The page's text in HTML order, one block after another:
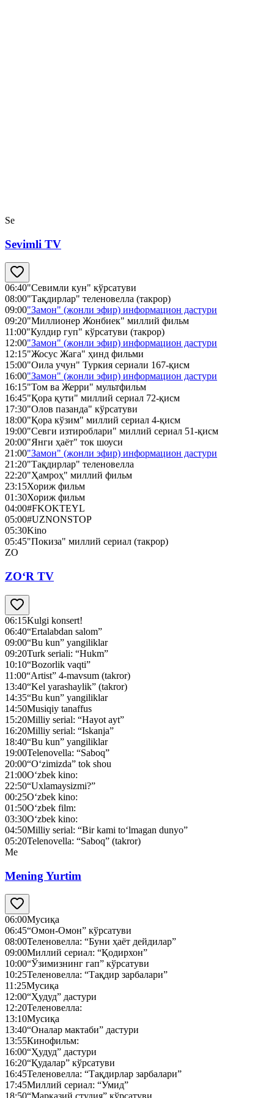
Se
Sevimli TV
06:40"Севимли кун" кўрсатуви
08:00"Тақдирлар" теленовелла (такрор)
09:00"Замон" (жонли эфир) информацион дастури
09:20"Миллионер Жонбиек" миллий фильм
11:00"Кулдир гуп" кўрсатуви (такрор)
12:00"Замон" (жонли эфир) информацион дастури
12:15"Жосус Жага" ҳинд фильми
15:00"Оила учун" Туркия сериали 167-қисм
16:00"Замон" (жонли эфир) информацион дастури
16:15"Том ва Жерри" мультфильм
16:45"Қора қути" миллий сериал 72-қисм
17:30"Олов пазанда" кўрсатуви
18:00"Қора кўзим" миллий сериал 4-қисм
19:00"Севги изтироблари" миллий сериал 51-қисм
20:00"Янги ҳаёт" ток шоуси
21:00"Замон" (жонли эфир) информацион дастури
21:20"Тақдирлар" теленовелла
22:20"Ҳамроҳ" миллий фильм
23:15Хориж фильм
01:30Хориж фильм
04:00#FKOKTEYL
05:00#UZNONSTOP
05:30Kino
05:45"Покиза" миллий сериал (такрор)
ZO
ZO‘R TV
06:15Kulgi konsert!
06:40“Ertalabdan salom”
09:00“Bu kun” yangiliklar
09:20Turk seriali: “Hukm”
10:10“Bozorlik vaqti”
11:00“Artist” 4-mavsum (takror)
13:40“Kel yarashaylik” (takror)
14:35“Bu kun” yangiliklar
14:50Musiqiy tanaffus
15:20Milliy serial: “Hayot ayt”
16:20Milliy serial: “Iskanja”
18:40“Bu kun” yangiliklar
19:00Telenovella: “Saboq”
20:00“O‘zimizda” tok shou
21:00O‘zbek kino:
22:50“Uxlamaysizmi?”
00:25O‘zbek kino:
01:50O‘zbek film:
03:30O‘zbek kino:
04:50Milliy serial: “Bir kami to‘lmagan dunyo”
05:20Telenovella: “Saboq” (takror)
Me
Mening Yurtim
06:00Мусиқа
06:45“Омон-Омон” кўрсатуви
08:00Теленовелла: “Буни ҳаёт дейдилар”
09:00Миллий сериал: “Қодирхон”
10:00“Ўзимизнинг гап” кўрсатуви
10:25Теленовелла: “Тақдир зарбалари”
11:25Мусиқа
12:00“Ҳудуд” дастури
12:20Теленовелла:
13:10Мусиқа
13:40“Оналар мактаби” дастури
13:55Кинофильм:
16:00“Ҳудуд” дастури
16:20“Қудалар” кўрсатуви
16:45Теленовелла: “Тақдирлар зарбалари”
17:45Миллий сериал: “Умид”